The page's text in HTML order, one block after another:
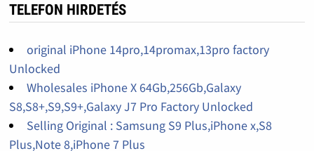
TELEFON HIRDETÉS
original iPhone 14pro,14promax,13pro factory
Unlocked
Wholesales iPhone X 64Gb,256Gb,Galaxy
S8,S8+,S9,S9+,Galaxy J7 Pro Factory Unlocked
Selling Original : Samsung S9 Plus,iPhone x,S8
Plus,Note 8,iPhone 7 Plus